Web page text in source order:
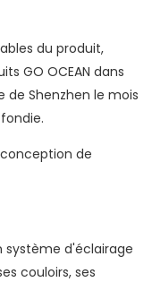
du produit,
GO OCEAN dans
de Shenzhen le mois
système d'éclairage
couloirs, ses